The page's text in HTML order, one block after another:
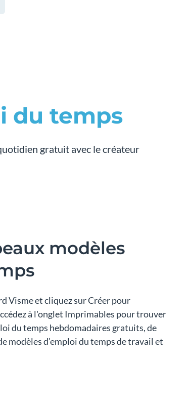
du temps
gratuit avec le créateur
modèles
Visme et cliquez sur Créer pour
à l'onglet Imprimables pour trouver
du temps hebdomadaires gratuits, de
modèles d’emploi du temps de travail et